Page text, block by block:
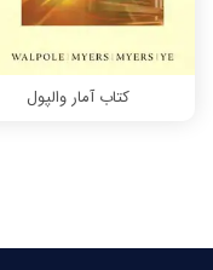
کتاب آمار والپول